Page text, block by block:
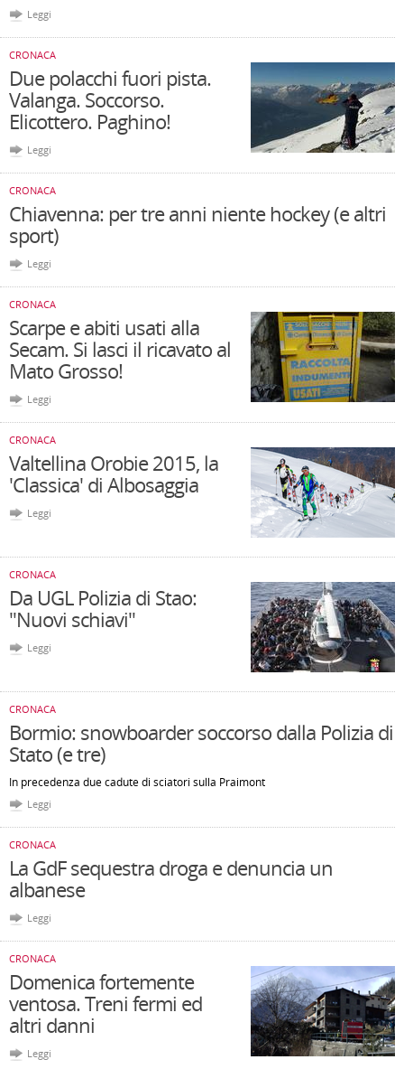
Leggi
CRONACA
Due polacchi fuori pista.
Valanga. Soccorso.
Elicottero. Paghino!
Leggi
CRONACA
Chiavenna: per tre anni niente hockey (e altri
sport)
Leggi
CRONACA
Scarpe e abiti usati alla
Secam. Si lasci il ricavato al
Mato Grosso!
Leggi
CRONACA
Valtellina Orobie 2015, la
'Classica' di Albosaggia
Leggi
CRONACA
Da UGL Polizia di Stao:
"Nuovi schiavi"
Leggi
CRONACA
Bormio: snowboarder soccorso dalla Polizia di
Stato (e tre)
In precedenza due cadute di sciatori sulla Praimont
Leggi
CRONACA
La GdF sequestra droga e denuncia un
albanese
Leggi
CRONACA
Domenica fortemente
ventosa. Treni fermi ed
altri danni
Leggi